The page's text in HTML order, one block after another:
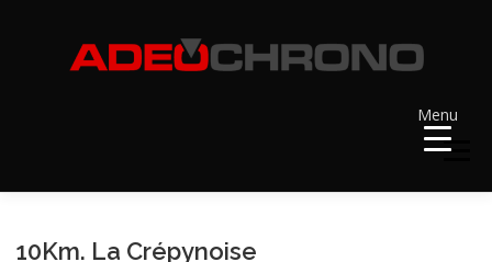
Menu
Menu
10Km. La Crépynoise